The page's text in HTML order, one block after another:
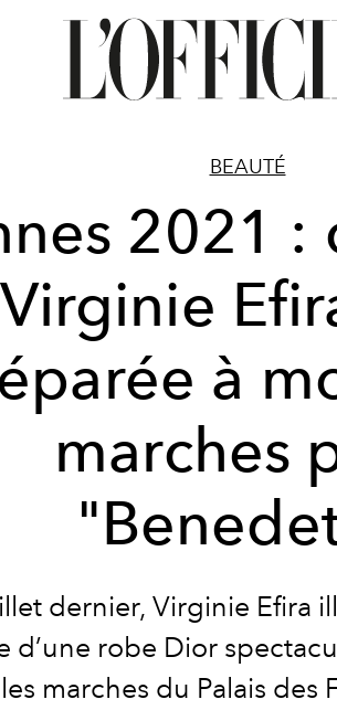
BEAUTÉ
2021 :
Virginie
à
marches
dernier, Virginie Efira
d’une robe Dior
marches du Palais des